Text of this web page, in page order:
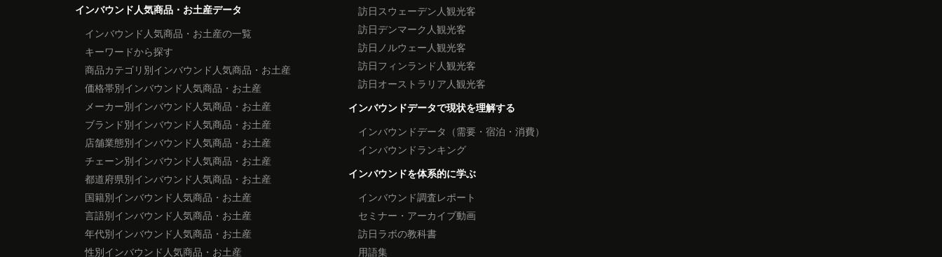
インバウンド人気商品・お土産データ
インバウンド人気商品・お土産の一覧
キーワードから探す
商品カテゴリ別インバウンド人気商品・お土産
価格帯別インバウンド人気商品・お土産
メーカー別インバウンド人気商品・お土産
ブランド別インバウンド人気商品・お土産
店舗業態別インバウンド人気商品・お土産
チェーン別インバウンド人気商品・お土産
都道府県別インバウンド人気商品・お土産
国籍別インバウンド人気商品・お土産
言語別インバウンド人気商品・お土産
年代別インバウンド人気商品・お土産
性別インバウンド人気商品・お土産
訪日スウェーデン人観光客
訪日デンマーク人観光客
訪日ノルウェー人観光客
訪日フィンランド人観光客
訪日オーストラリア人観光客
インバウンドデータで現状を理解する
インバウンドデータ（需要・宿泊・消費）
インバウンドランキング
インバウンドを体系的に学ぶ
インバウンド調査レポート
セミナー・アーカイブ動画
訪日ラボの教科書
用語集